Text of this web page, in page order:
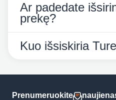
Ar padedate
prekę?
Kuo išsiskiria
Prenumeruokite